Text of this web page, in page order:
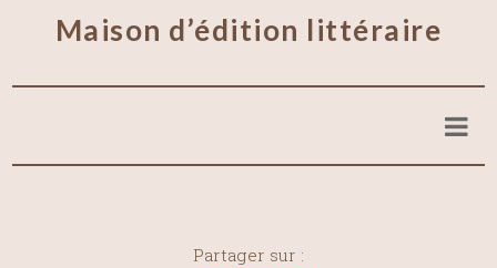
Maison d’édition littéraire
Partager sur :